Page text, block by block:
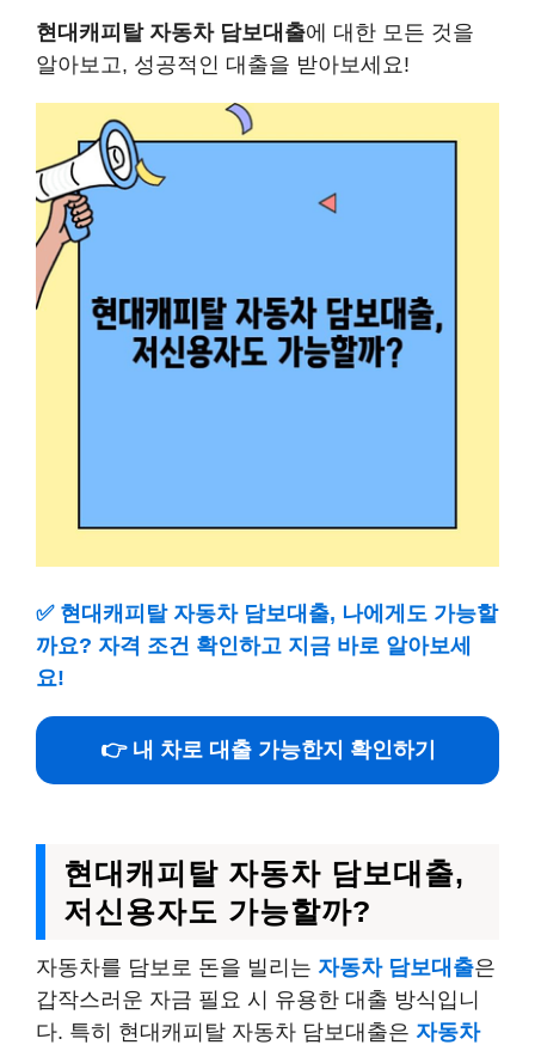
현대캐피탈 자동차 담보대출에 대한 모든 것을
알아보고, 성공적인 대출을 받아보세요!
✅ 현대캐피탈 자동차 담보대출, 나에게도 가능할
까요? 자격 조건 확인하고 지금 바로 알아보세
요!
👉 내 차로 대출 가능한지 확인하기
현대캐피탈 자동차 담보대출,
저신용자도 가능할까?
자동차를 담보로 돈을 빌리는 자동차 담보대출은
갑작스러운 자금 필요 시 유용한 대출 방식입니
다. 특히 현대캐피탈 자동차 담보대출은 자동차